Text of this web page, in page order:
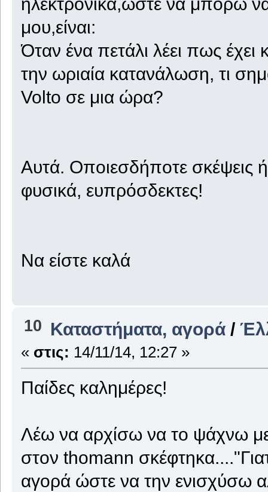
μου,είναι:
Όταν ένα πετάλι λέει πως
την ωριαία κατανάλωση, τι
Volto σε μια ώρα?
Αυτά. Οποιεσδήποτε σκέψεις
φυσικά, ευπρόσδεκτες!
Να είστε καλά
10 Καταστήματα, αγορά /
« στις: 14/11/14, 12:27 »
Παίδες καλημέρες!
Λέω να αρχίσω να το ψάχνω με
στον thomann
αγορά ώστε να την ενισχύσω